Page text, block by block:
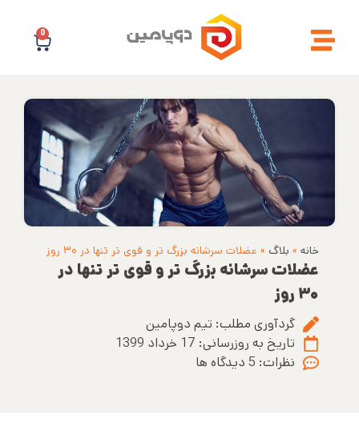
0
خانه » بلاگ » عضلات سرشانه بزرگ تر و قوی تر تنها در ۳۰ روز
عضلات سرشانه بزرگ تر و قوی تر تنها در
۳۰ روز
گردآوری مطلب: تیم دوپامین
تاریخ به روزرسانی: 17 خرداد 1399
نظرات: